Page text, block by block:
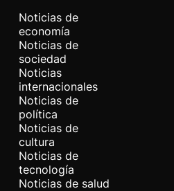
Noticias de
economía
Noticias de
sociedad
Noticias
internacionales
Noticias de
política
Noticias de
cultura
Noticias de
tecnología
Noticias de salud